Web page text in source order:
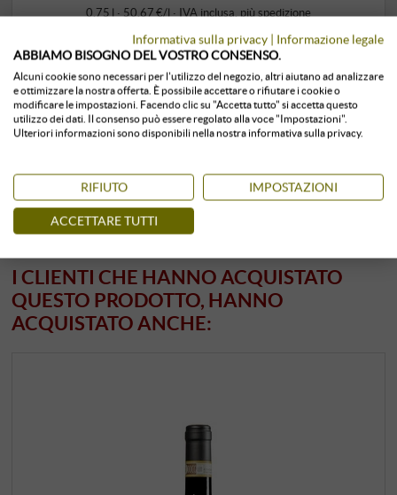
0,75 l · 50,67 €/l·IVA inclusa, piùspedizione
+
–
COMPRA
Conservato in ambiente climatizzato subito disponibile
I CLIENTI CHE HANNO ACQUISTATO
QUESTO PRODOTTO, HANNO
ACQUISTATO ANCHE:
Informativa sulla privacy | Informazione legale
ABBIAMO BISOGNO DEL VOSTRO CONSENSO.
Alcuni cookie sono necessari per l'utilizzo del negozio, altri aiutano ad analizzare
e ottimizzare la nostra offerta. È possibile accettare o rifiutare i cookie o
modificare le impostazioni. Facendo clic su "Accetta tutto" si accetta questo
utilizzo dei dati. Il consenso può essere regolato alla voce "Impostazioni".
Ulteriori informazioni sono disponibili nella nostra informativa sulla privacy.
RIFIUTO IMPOSTAZIONI
ACCETTARE TUTTI